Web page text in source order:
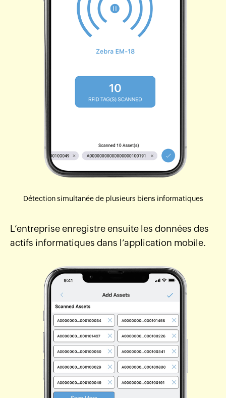
Détection simultanée de plusieurs biens informatiques
L’entreprise enregistre ensuite les données des
actifs informatiques dans l’application mobile.